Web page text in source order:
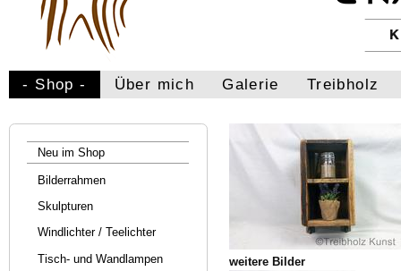
- Shop - Über mich Galerie Treibholz
Neu im Shop
Bilderrahmen
Skulpturen
Windlichter / Teelichter
Tisch- und Wandlampen
weitere Bilder